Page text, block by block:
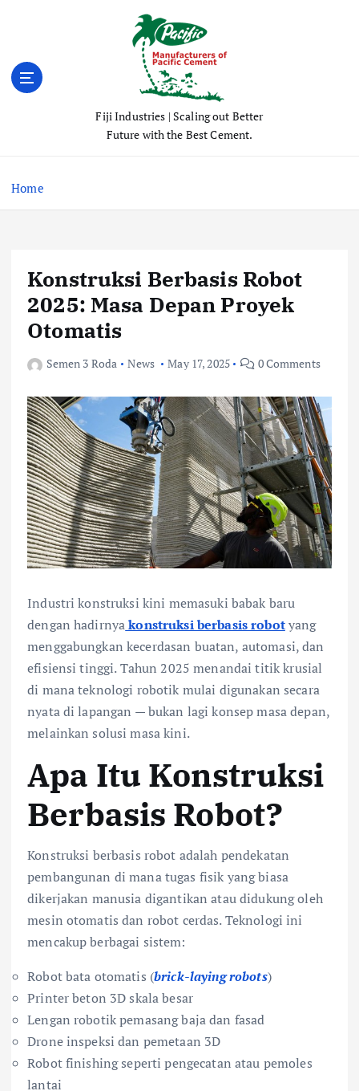
n
Fiji Industries | Scaling out Better
Future with the Best Cement.
Home
Konstruksi Berbasis Robot
2025: Masa Depan Proyek
Otomatis
Semen 3 Roda News May 17, 2025 0 Comments
Industri konstruksi kini memasuki babak baru
dengan hadirnyakonstruksi berbasis robotyang
menggabungkan kecerdasan buatan, automasi, dan
efisiensi tinggi. Tahun 2025 menandai titik krusial
di mana teknologi robotik mulai digunakan secara
nyata di lapangan — bukan lagi konsep masa depan,
melainkan solusi masa kini.
Apa Itu Konstruksi
Berbasis Robot?
Konstruksi berbasis robot adalah pendekatan
pembangunan di mana tugas fisik yang biasa
dikerjakan manusia digantikan atau didukung oleh
mesin otomatis dan robot cerdas. Teknologi ini
mencakup berbagai sistem:
Robot bata otomatis (brick-laying robots)
Printer beton 3D skala besar
Lengan robotik pemasang baja dan fasad
Drone inspeksi dan pemetaan 3D
Robot finishing seperti pengecatan atau pemoles
lantai